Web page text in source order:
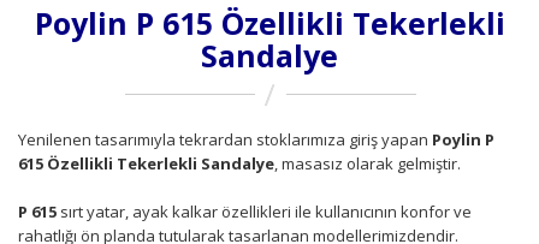
Poylin P 615 Özellikli Tekerlekli
Sandalye
Yenilenen tasarımıyla tekrardan stoklarımıza giriş yapan Poylin P
615 Özellikli Tekerlekli Sandalye, masasız olarak gelmiştir.
P 615 sırt yatar, ayak kalkar özellikleri ile kullanıcının konfor ve
rahatlığı ön planda tutularak tasarlanan modellerimizdendir.